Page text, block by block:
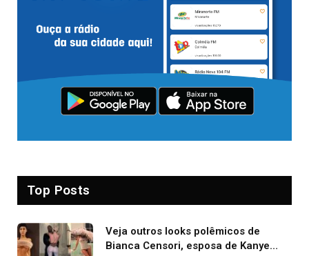
Top Posts
Veja outros looks polêmicos de
Bianca Censori, esposa de Kanye